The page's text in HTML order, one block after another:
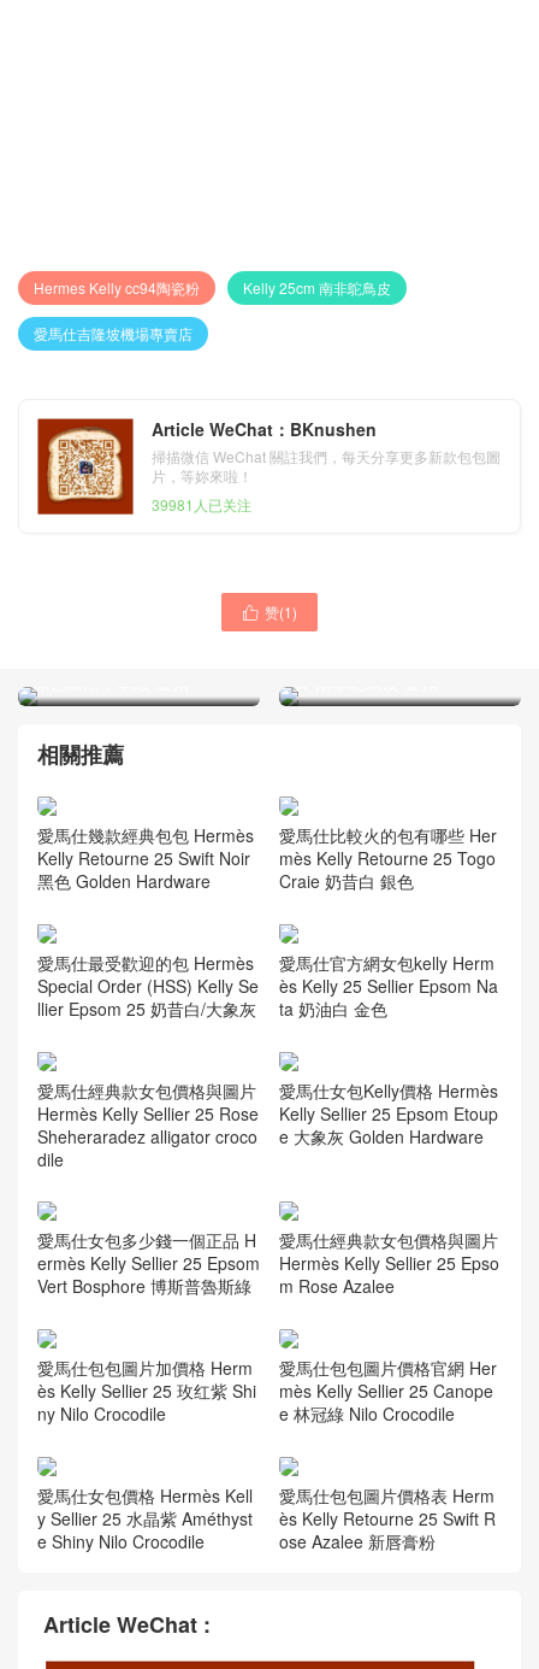
Hermes Kelly cc94陶瓷粉 Kelly 25cm 南非鴕鳥皮
愛馬仕吉隆坡機場專賣店
Article WeChat：BKnushen
掃描微信 WeChat 關註我們，每天分享更多新款包包圖
片，等妳來啦！
39981人已关注
 赞(1)
愛馬仕新加坡官網 Hermes
棕色禦用手掌紋 金扣
Kuala Lumpur Hermes
黃 南非鴕鳥皮 金扣
相關推薦
愛馬仕幾款經典包包 Hermès
Kelly Retourne 25 Swift Noir
黑色 Golden Hardware
愛馬仕比較火的包有哪些 Her
mès Kelly Retourne 25 Togo
Craie 奶昔白 銀色
愛馬仕最受歡迎的包 Hermès
Special Order (HSS) Kelly Se
llier Epsom 25 奶昔白/大象灰
愛馬仕官方網女包kelly Herm
ès Kelly 25 Sellier Epsom Na
ta 奶油白 金色
愛馬仕經典款女包價格與圖片
Hermès Kelly Sellier 25 Rose
Sheheraradez alligator croco
dile
愛馬仕女包Kelly價格 Hermès
Kelly Sellier 25 Epsom Etoup
e 大象灰 Golden Hardware
愛馬仕女包多少錢一個正品 H
ermès Kelly Sellier 25 Epsom
Vert Bosphore 博斯普魯斯綠
愛馬仕經典款女包價格與圖片
Hermès Kelly Sellier 25 Epso
m Rose Azalee
愛馬仕包包圖片加價格 Herm
ès Kelly Sellier 25 玫红紫 Shi
ny Nilo Crocodile
愛馬仕包包圖片價格官網 Her
mès Kelly Sellier 25 Canope
e 林冠綠 Nilo Crocodile
愛馬仕女包價格 Hermès Kell
y Sellier 25 水晶紫 Améthyst
e Shiny Nilo Crocodile
愛馬仕包包圖片價格表 Herm
ès Kelly Retourne 25 Swift R
ose Azalee 新唇膏粉
Article WeChat :